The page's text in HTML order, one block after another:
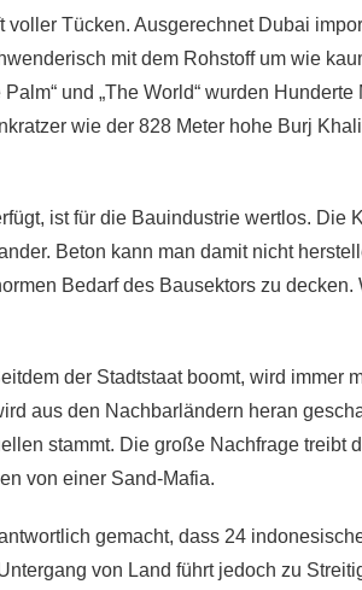
Tücken. Ausgerechnet Dubai
mit dem Rohstoff um wie
und „The World“ wurden
wie der 828 Meter hohe Burj
ist für die Bauindustrie wertlos. Die
Beton kann man damit nicht
Bedarf des Bausektors zu decken.
der Stadtstaat boomt, wird immer
aus den Nachbarländern heran
stammt. Die große Nachfrage treibt
von einer Sand-Mafia.
gemacht, dass 24
von Land führt jedoch zu